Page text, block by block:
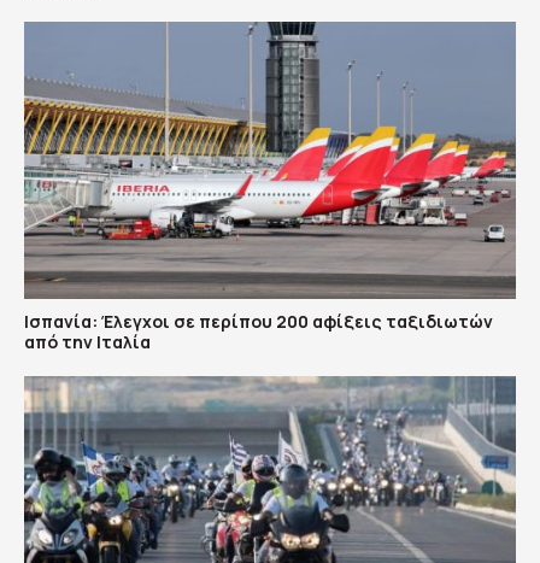
Ισπανία: Έλεγχοι σε περίπου 200 αφίξεις ταξιδιωτών
από την Ιταλία